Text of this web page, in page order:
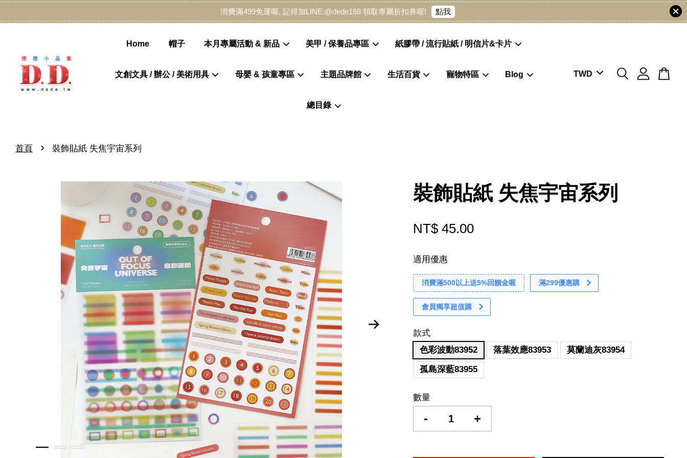
消費滿499免運喔, 記得加LINE:@dede168 領取專屬折扣券喔! 點我
Home 帽子 本月專屬活動 & 新品 美甲 / 保養品專區 紙膠帶 / 流行貼紙 / 明信片&卡片
文創文具 / 辦公 / 美術用具 母嬰 & 孩童專區 主題品牌館 生活百貨 寵物特區 Blog
總目錄
首頁 › 裝飾貼紙 失焦宇宙系列
裝飾貼紙 失焦宇宙系列
NT$ 45.00
適用優惠
消費滿500以上送5%回饋金喔 滿299優惠購
會員獨享超值購
款式
色彩波動83952
落葉效應83953
莫蘭迪灰83954
孤島深藍83955
數量
- +